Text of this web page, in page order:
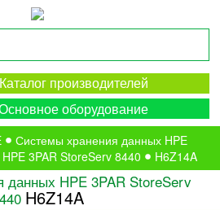
Каталог производителей
оборудование
Системы хранения данных HPE
HPE 3PAR StoreServ 8440 H6Z14A
данных HPE 3PAR StoreServ
H6Z14A